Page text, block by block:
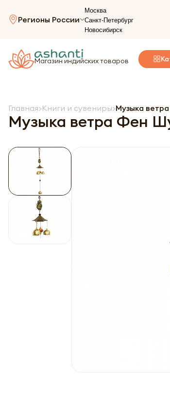
Регионы России
Москва
Санкт-Петербург
Новосибирск
Магазин индийских товаров
Главная Книги и сувениры Музыка
Музыка ветра Фен